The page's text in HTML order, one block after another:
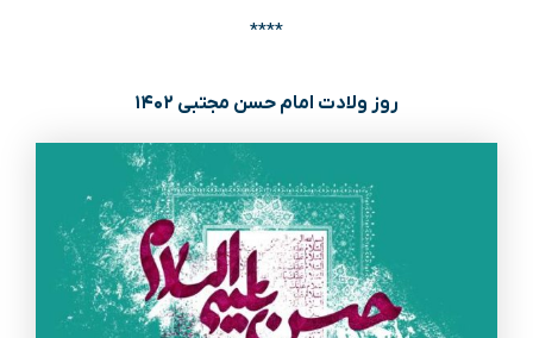
****
روز ولادت امام حسن مجتبی ۱۴۰۲